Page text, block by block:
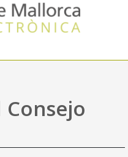
Consejo de Mallorca
Acceso y seguridad
Utilidades
Mapa web
Ayuda